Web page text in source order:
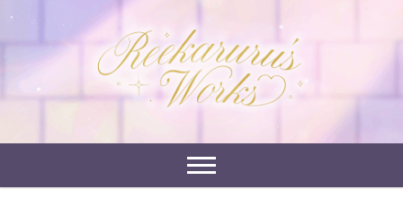
れーかるる's
works
れーかるるの運営するイラストポートフォリオサイ
トです。